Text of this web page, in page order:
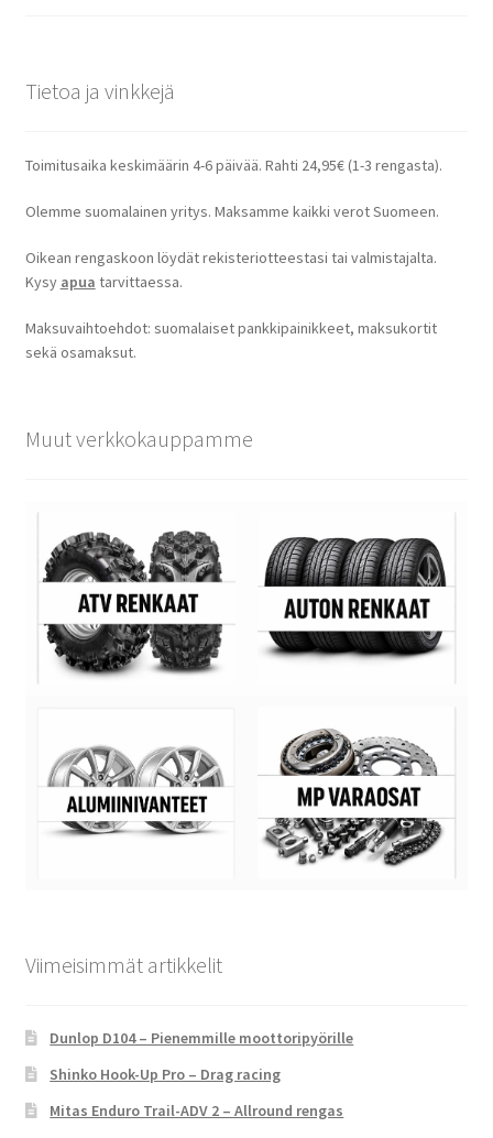
Tietoa ja vinkkejä
Toimitusaika keskimäärin 4-6 päivää. Rahti 24,95€ (1-3 rengasta).
Olemme suomalainen yritys. Maksamme kaikki verot Suomeen.
Oikean rengaskoon löydät rekisteriotteestasi tai valmistajalta.
Kysy apua tarvittaessa.
Maksuvaihtoehdot: suomalaiset pankkipainikkeet, maksukortit
sekä osamaksut.
Muut verkkokauppamme
Viimeisimmät artikkelit
Dunlop D104 – Pienemmille moottoripyörille
Shinko Hook-Up Pro – Drag racing
Mitas Enduro Trail-ADV 2 – Allround rengas